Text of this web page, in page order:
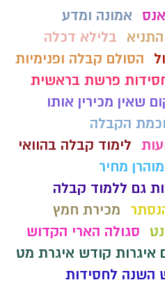
אמונה ומדע
בלילא דכלה
הסולם קבלה ופנימיות
פרשת בראשית
שאין מכירין אותו
הקבלה
לימוד קבלה בהוואי
מחיר
גם ללמוד קבלה
מכירת חמץ
סגולה הארי הקדוש
איגרות קודש איגרת מט
השנה לחסידות